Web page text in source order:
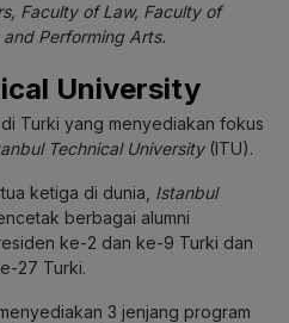
Faculty of Law, Faculty of
Performing Arts.
University
Turki yang menyediakan fokus
Technical University (ITU).
ketiga di dunia, Istanbul
berbagai alumni
ke-2 dan ke-9 Turki dan
27 Turki.
3 jenjang program